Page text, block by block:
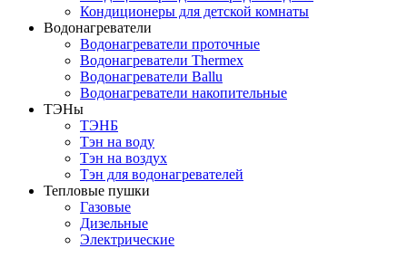
Кондиционеры для детской комнаты
Водонагреватели
Водонагреватели проточные
Водонагреватели Thermex
Водонагреватели Ballu
Водонагреватели накопительные
ТЭНы
ТЭНБ
Тэн на воду
Тэн на воздух
Тэн для водонагревателей
Тепловые пушки
Газовые
Дизельные
Электрические